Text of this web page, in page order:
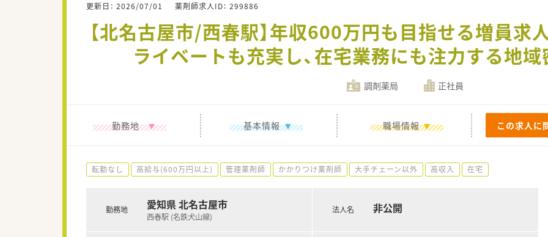
更新日： 2026/07/01 薬剤師求人ID： 299886
【北名古屋市/西春駅】年収600万円も目指せる増員求
ライベートも充実し、在宅業務にも注力する地域
調剤薬局 正社員
勤務地 基本情報 職場情報 この求人に
転勤なし 高給与(600万円以上) 管理薬剤師 かかりつけ薬剤師 大手チェーン以外 高収入 在宅
勤務地 愛知県 北名古屋市
西春駅 (名鉄犬山線)
法人名 非公開